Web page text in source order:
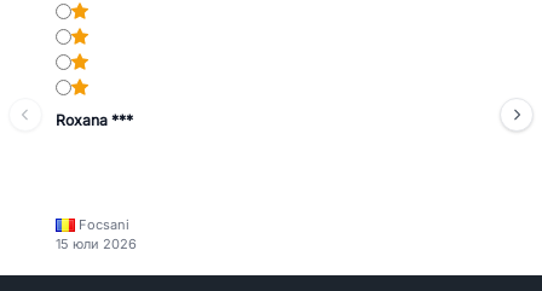
Roxana ***
Focsani
15 юли 2026